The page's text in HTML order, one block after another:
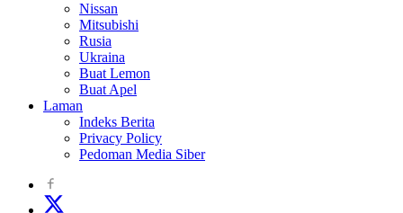
Nissan
Mitsubishi
Rusia
Ukraina
Buat Lemon
Buat Apel
Laman
Indeks Berita
Privacy Policy
Pedoman Media Siber